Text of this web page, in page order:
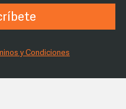
y Condiciones